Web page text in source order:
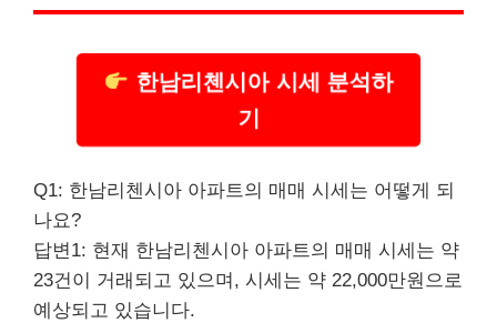
한남리첸시아 시세 분석하
기
Q1: 한남리첸시아 아파트의 매매 시세는 어떻게 되
나요?
답변1: 현재 한남리첸시아 아파트의 매매 시세는 약
23건이 거래되고 있으며, 시세는 약 22,000만원으로
예상되고 있습니다.